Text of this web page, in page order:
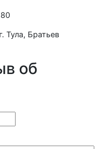
Тула, Братьев
об